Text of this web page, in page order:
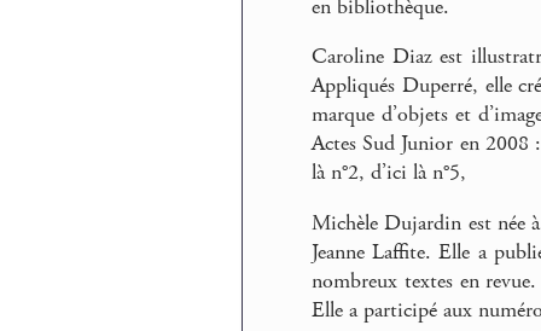
en bibliothèque.
Caroline Diaz est
Appliqués Duperré, elle
marque d’objets et
Actes Sud Junior en 2008
là n°2, d’ici là n°5,
Michèle Dujardin est née
Jeanne Laffite. Elle a
nombreux textes en
Elle a participé aux